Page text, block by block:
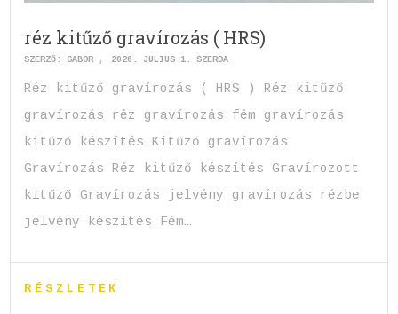
réz kitűző gravírozás ( HRS)
SZERZŐ:GABOR 2026. JÚLIUS 1. SZERDA
Réz kitűző gravírozás ( HRS ) Réz kitűző
gravírozás réz gravírozás fém gravírozás
kitűző készítés Kitűző gravírozás
Gravírozás Réz kitűző készítés Gravírozott
kitűző Gravírozás jelvény gravírozás rézbe
jelvény készítés Fém…
RÉSZLETEK